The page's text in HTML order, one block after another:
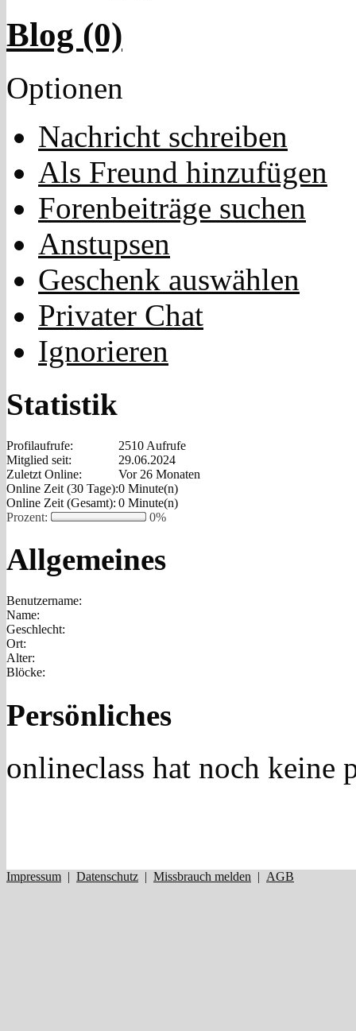
Blog (0)
Optionen
Nachricht schreiben
Als Freund hinzufügen
Forenbeiträge suchen
Anstupsen
Geschenk auswählen
Privater Chat
Ignorieren
Statistik
Profilaufrufe:
2510 Aufrufe
Mitglied seit:
29.06.2024
Zuletzt Online:
Vor 26 Monaten
Online Zeit (30 Tage):0 Minute(n)
Online Zeit (Gesamt): 0 Minute(n)
Prozent:
0%
Allgemeines
Benutzername:
Name:
Geschlecht:
Ort:
Alter:
Blöcke:
Persönliches
onlineclass hat noch keine
Impressum | Datenschutz | Missbrauch melden | AGB